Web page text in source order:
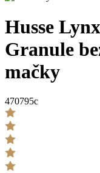
Husse
Granule
mačky
470795c